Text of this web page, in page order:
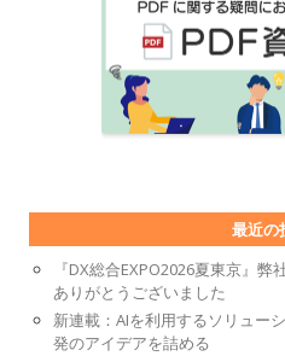
最近の
『DX総合EXPO2026夏東京』
ありがとうございました
新連載：AIを利用するソリュー
発のアイデアを詰める